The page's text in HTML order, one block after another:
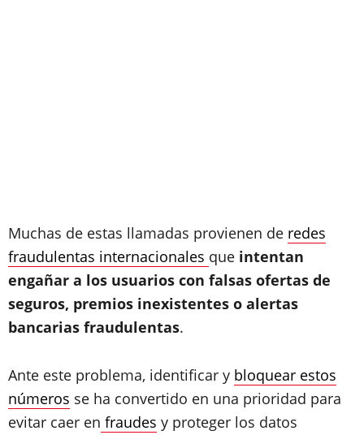
Muchas de estas llamadas provienen de redes
fraudulentas internacionales que intentan
engañar a los usuarios con falsas ofertas de
seguros, premios inexistentes o alertas
bancarias fraudulentas.
Ante este problema, identificar y bloquear estos
números se ha convertido en una prioridad para
evitar caer en fraudes y proteger los datos